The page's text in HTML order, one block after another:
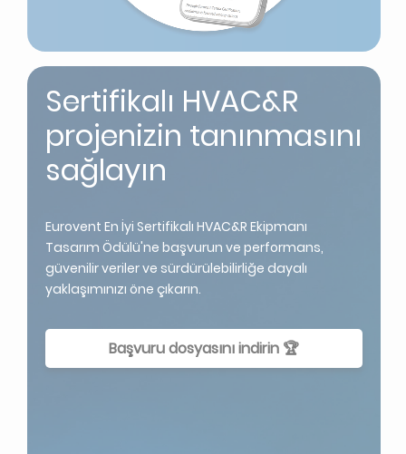
Sertifikalı HVAC&R
projenizin tanınmasını
sağlayın
Eurovent En İyi Sertifikalı HVAC&R Ekipmanı
Tasarım Ödülü'ne başvurun ve performans,
güvenilir veriler ve sürdürülebilirliğe dayalı
yaklaşımınızı öne çıkarın.
Başvuru dosyasını indirin 🏆